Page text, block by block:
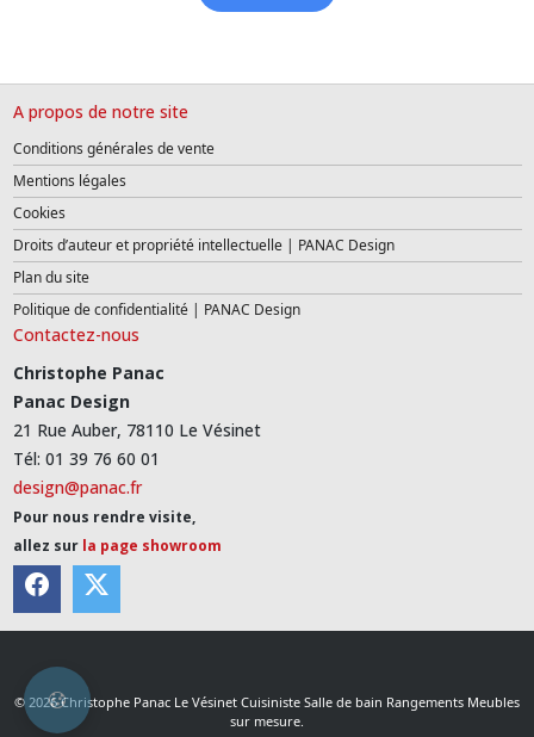
A propos de notre site
Conditions générales de vente
Mentions légales
Cookies
Droits d’auteur et propriété intellectuelle | PANAC Design
Plan du site
Politique de confidentialité | PANAC Design
Contactez-nous
Christophe Panac
Panac Design
21 Rue Auber, 78110 Le Vésinet
Tél: 01 39 76 60 01
design@panac.fr
Pour nous rendre visite,
allez sur la page showroom
© 2026 Christophe Panac Le Vésinet Cuisiniste Salle de bain Rangements Meubles
sur mesure.